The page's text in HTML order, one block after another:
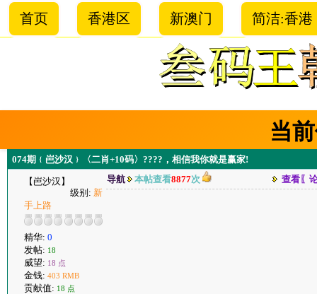
首页 香港区 新澳门 简洁:香港
当
074期﹛岜沙汉﹜〈二肖+10码〉????，相信我你就是赢家!
【岜沙汉】
级别: 新
手上路
精华: 0
发帖: 18
威望: 18 点
金钱: 403 RMB
贡献值: 18 点
导航 本帖查看8877次 查看〖